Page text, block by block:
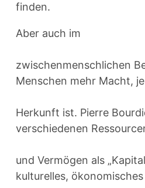
finden.
Aber auch im
zwischenmenschlichen
Menschen mehr Macht,
Herkunft ist. Pierre
verschiedenen
und Vermögen als
kulturelles, ökonomisches